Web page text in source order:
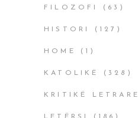
FILOZOFI (63)
HISTORI (127)
HOME (1)
KATOLIKË (328)
KRITIKË LETRARE